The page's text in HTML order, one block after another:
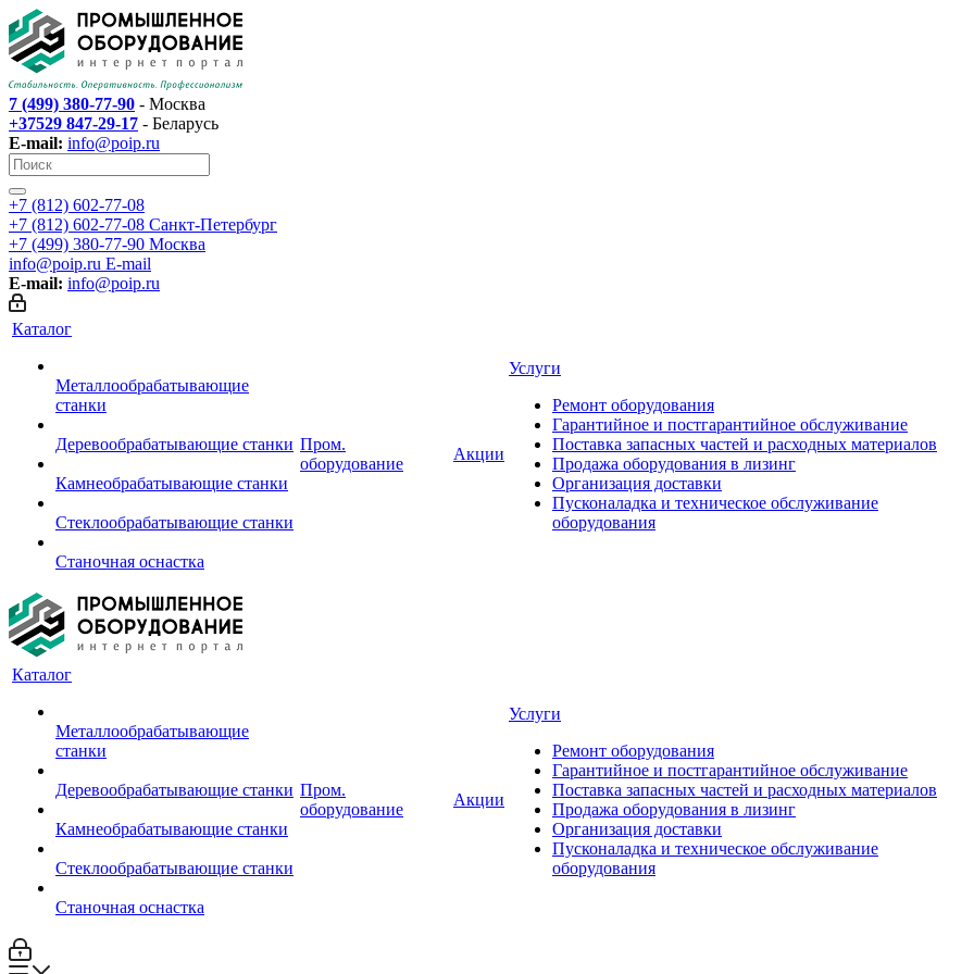
7 (499) 380-77-90 - Москва
+37529 847-29-17 - Беларусь
E-mail: info@poip.ru
+7 (812) 602-77-08
+7 (812) 602-77-08 Санкт-Петербург
+7 (499) 380-77-90 Москва
info@poip.ru E-mail
E-mail: info@poip.ru
Каталог
Металлообрабатывающие
станки
Деревообрабатывающие станки
Камнеобрабатывающие станки
Стеклообрабатывающие станки
Станочная оснастка
Пром.
оборудование
Акции
Услуги
Ремонт оборудования
Гарантийное и постгарантийное обслуживание
Поставка запасных частей и расходных материалов
Продажа оборудования в лизинг
Организация доставки
Пусконаладка и техническое обслуживание
оборудования
Каталог
Металлообрабатывающие
станки
Деревообрабатывающие станки
Камнеобрабатывающие станки
Стеклообрабатывающие станки
Станочная оснастка
Пром.
оборудование
Акции
Услуги
Ремонт оборудования
Гарантийное и постгарантийное обслуживание
Поставка запасных частей и расходных материалов
Продажа оборудования в лизинг
Организация доставки
Пусконаладка и техническое обслуживание
оборудования